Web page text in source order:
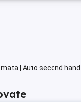
| Auto second hand